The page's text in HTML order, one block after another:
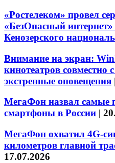
«Ростелеком» провел
«БезОпасный интернет»
Кенозерского
Внимание на экран:
кинотеатров
экстренные оповещения |
МегаФон назвал самые
смартфоны в России |
МегаФон охватил 4G-
километров главной
17.07.2026